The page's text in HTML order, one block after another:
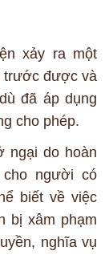
xảy ra một
trước được và
đã áp dụng
cho phép.
ngại do hoàn
cho người có
biết về việc
bị xâm phạm
nghĩa vụ